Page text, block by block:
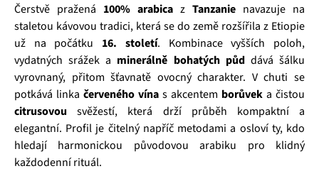
Čerstvě pražená 100% arabica z Tanzanie navazuje na
staletou kávovou tradici, která se do země rozšířila z Etiopie
už na počátku 16. století. Kombinace vyšších poloh,
vydatných srážek a minerálně bohatých půddává šálku
vyrovnaný, přitom šťavnatě ovocný charakter. V chuti se
potkává linka červeného vína s akcentem borůvek a čistou
citrusovou svěžestí, která drží průběh kompaktní a
elegantní. Profil je čitelný napříč metodami a osloví ty, kdo
hledají harmonickou původovou arabiku pro klidný
každodenní rituál.